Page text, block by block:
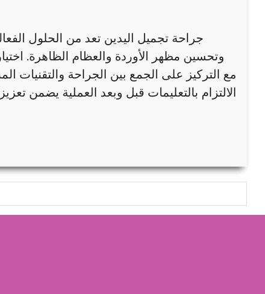
جراحة تجميل اليدين تعد من الحلول
وتحسين مظهر الأوردة والعظام الظاهرة.
مع التركيز على الجمع بين الجراحة والتقنيات
الالتزام بالتعليمات قبل وبعد العملية يضمن